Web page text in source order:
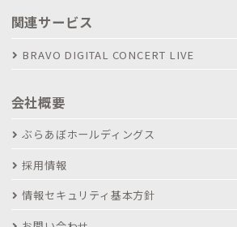
関連サービス
BRAVO DIGITAL CONCERT LIVE
会社概要
ぶらあぼホールディングス
採用情報
情報セキュリティ基本方針